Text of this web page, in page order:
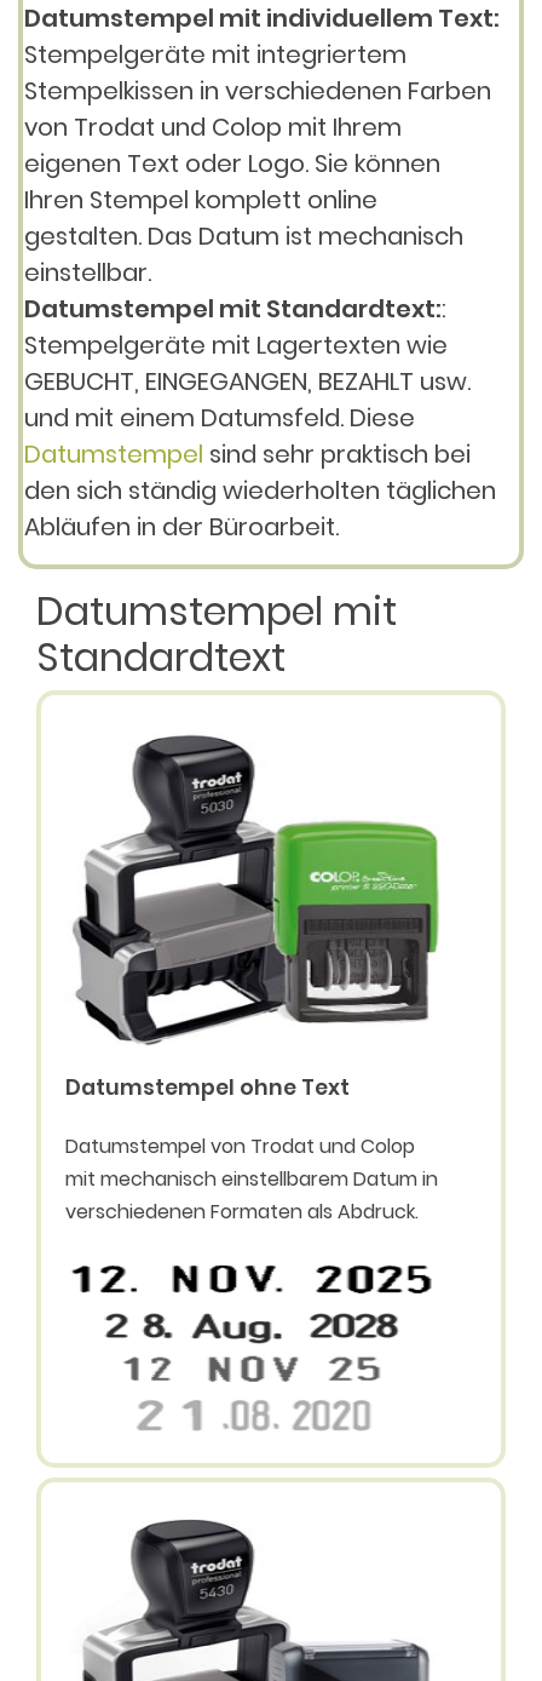
Datumstempel mit individuellem Text:
Stempelgeräte mit integriertem
Stempelkissen in verschiedenen Farben
von Trodat und Colop mit Ihrem
eigenen Text oder Logo. Sie können
Ihren Stempel komplett online
gestalten. Das Datum ist mechanisch
einstellbar.
Datumstempel mit Standardtext::
Stempelgeräte mit Lagertexten wie
GEBUCHT, EINGEGANGEN, BEZAHLT usw.
und mit einem Datumsfeld. Diese
Datumstempel sind sehr praktisch bei
den sich ständig wiederholten täglichen
Abläufen in der Büroarbeit.
Datumstempel mit
Standardtext
Datumstempel ohne Text
Datumstempel von Trodat und Colop
mit mechanisch einstellbarem Datum in
verschiedenen Formaten als Abdruck.